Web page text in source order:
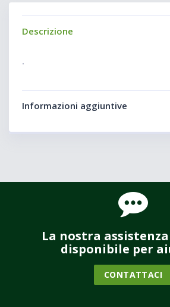
Descrizione
.
Informazioni aggiuntive
La nostra
disponibile per
CONTATTACI